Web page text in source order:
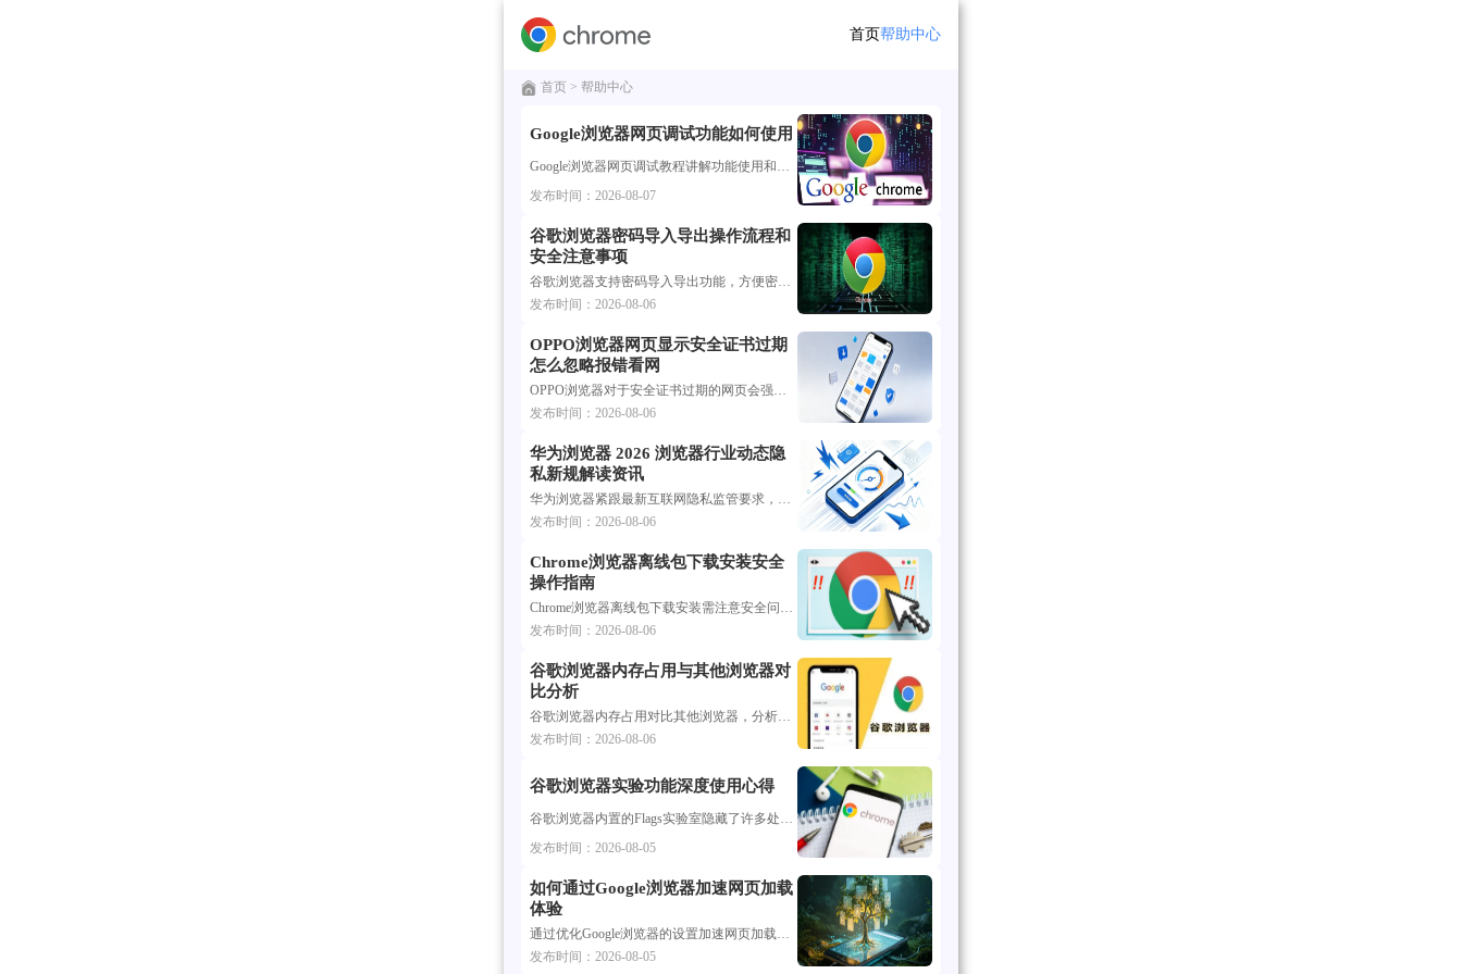
首页帮助中心
首页 > 帮助中心
Google浏览器网页调试功能如何使用
发布时间：2026-08-07
谷歌浏览器密码导入导出操作流程和
安全注意事项
谷歌浏览器支持密码导入导出功能，方便密码管理。文章介绍详细操作流程及安全注意事项，保障账号信息安全。
发布时间：2026-08-06
OPPO浏览器网页显示安全证书过期
怎么忽略报错看网
OPPO浏览器对于安全证书过期的网页会强制拦截，以保护用户信息安全。本文说明了该警告的含义，并指导用户在确保网站来源可靠的前提下，如何通过点击高级设置来忽略报错进行查看，助您在面对老旧资料网页时，能够顺利获取所需内容。
发布时间：2026-08-06
华为浏览器 2026 浏览器行业动态隐
私新规解读资讯
华为浏览器紧跟最新互联网隐私监管要求，推出一系列增强隐私保护功能。本文为您深度解读2026行业隐私新规的核心要点及华为浏览器的合规优化措施，助您了解移动端数据安全发展趋势，让您的日常网络访问更加合规且安心。
发布时间：2026-08-06
Chrome浏览器离线包下载安装安全
操作指南
Chrome浏览器离线包下载安装需注意安全问题，文章提供操作指南与防范解析，帮助用户确认文件可靠性，避免因来源不明带来潜在风险。
发布时间：2026-08-06
谷歌浏览器内存占用与其他浏览器对
比分析
谷歌浏览器内存占用对比其他浏览器，分析方法帮助用户优化系统性能。技巧分享提升浏览器效率，确保多任务处理流畅运行。
发布时间：2026-08-06
谷歌浏览器实验功能深度使用心得
发布时间：2026-08-05
如何通过Google浏览器加速网页加载
体验
通过优化Google浏览器的设置加速网页加载体验，确保网页快速加载，减少延迟，提高用户体验。
发布时间：2026-08-05